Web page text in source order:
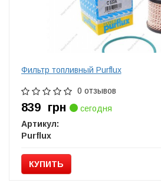
Фильтр топливный Purflux
0 отзывов
839 грн
сегодня
Артикул:
Purflux
КУПИТЬ